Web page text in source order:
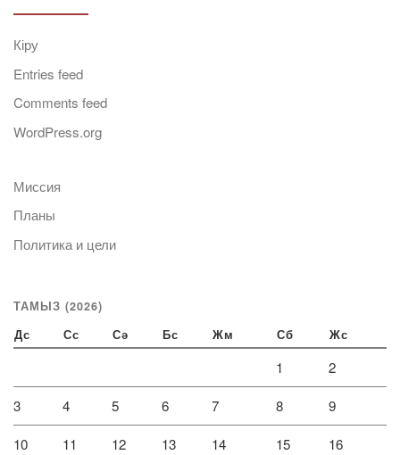
Кіру
Entries feed
Comments feed
WordPress.org
Миссия
Планы
Политика и цели
ТАМЫЗ (2026)
Дс Сс Сә Бс Жм Сб Жс
1 2
3 4 5 6 7 8 9
10 11 12 13 14 15 16